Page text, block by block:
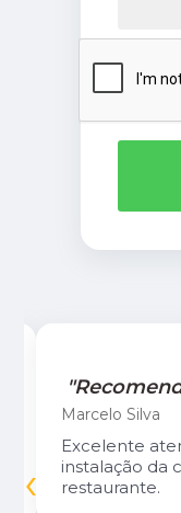
Marcelo Silva
Excelente
instalação da
restaurante.
‹